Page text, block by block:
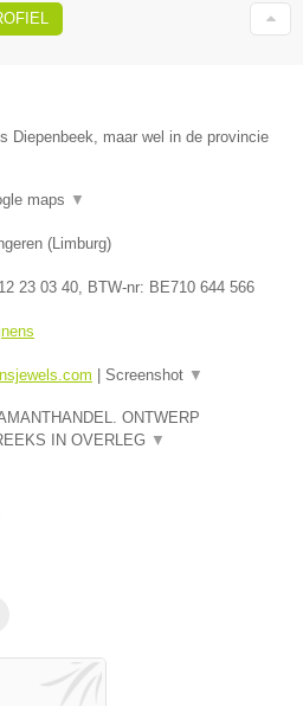
Diepenbeek, maar wel in de provincie
maps ▼
(Limburg)
23 03 40, BTW-nr: BE710 644 566
Screenshot ▼
ONTWERP
IN OVERLEG ▼